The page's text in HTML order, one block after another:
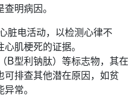
明病因。
脏电活动，以检测心律不
肌梗死的证据。
B型利钠肽）等标志物，其在
可排查其他潜在原因，如贫
常。